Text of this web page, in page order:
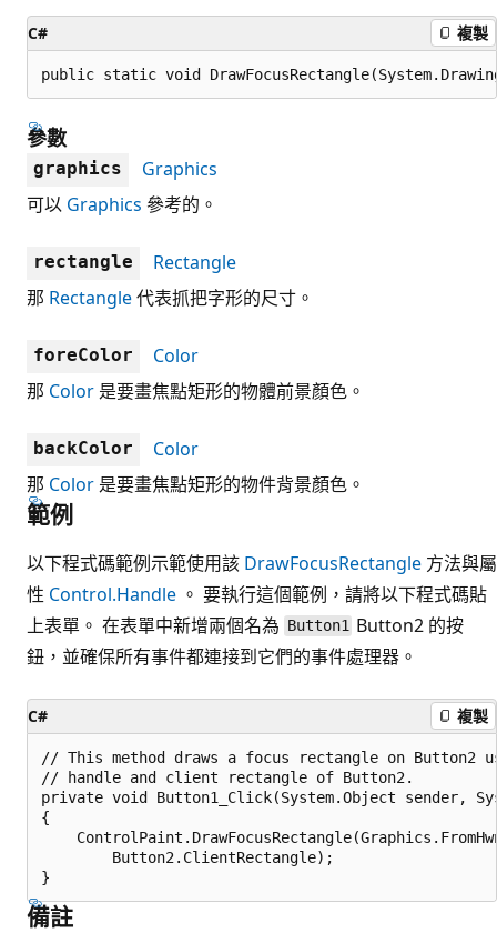
C# 複製
public static void
參數
graphics
Graphics
可以 Graphics 參考的。
rectangle
Rectangle
那 Rectangle代表抓把字形的尺寸。
foreColor
Color
那 Color 是要畫焦點矩形的物體前景顏色。
backColor
Color
那 Color 是要畫焦點矩形的物件背景顏色。
範例
以下程式碼範例示範使用該 DrawFocusRectangle 方法與屬
性 Control.Handle 。 要執行這個範例，請將以下程式碼貼
上表單。 在表單中新增兩個名為 Button1 Button2 的按
鈕，並確保所有事件都連接到它們的事件處理器。
C# 複製
// This method draws a focus rectangle on Button2
// handle and client rectangle of Button2.
private void Button1_Click(System.Object sender,
{
        Button2.ClientRectangle);
備註